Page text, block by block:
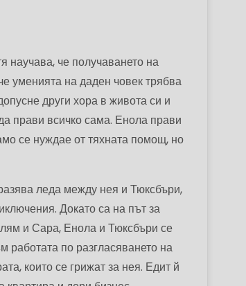
научава, че получаването на
уменията на даден човек трябва
други хора в живота си и
прави всичко сама. Енола прави
се нуждае от тяхната помощ, но
леда между нея и Тюксбъри,
Докато са на път за
и Сара, Енола и Тюксбъри се
работата по разгласяването на
които се грижат за нея. Едит й